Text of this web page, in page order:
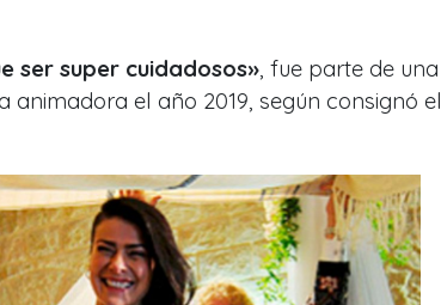
ser super cuidadosos» , fue parte de una
el año 2019, según consignó el